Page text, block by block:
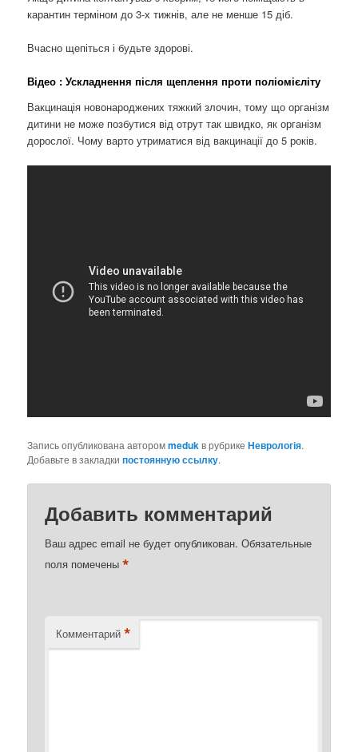
карантин терміном до 3-х тижнів, але не менше 15 діб.
Вчасно щепіться і будьте здорові.
Відео : Ускладнення після щеплення проти поліомієліту
Вакцинація новонароджених тяжкий злочин, тому що організм
дитини не може позбутися від отрут так швидко, як організм
дорослої. Чому варто утриматися від вакцинації до 5 років.
Запись опубликована авторомmedukв рубрикеНеврологія.
Добавьте в закладкипостоянную ссылку.
Добавить комментарий
Ваш адрес email не будет опубликован. Обязательные
поля помечены*
Комментарий *